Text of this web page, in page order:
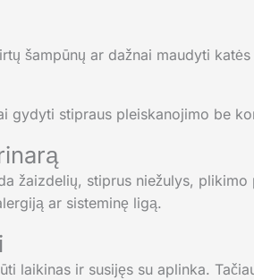
šampūnų ar dažnai maudyti
gydyti stipraus pleiskanojimo be
žaizdelių, stiprus niežulys,
ar sisteminę ligą.
laikinas ir susijęs su aplinka.